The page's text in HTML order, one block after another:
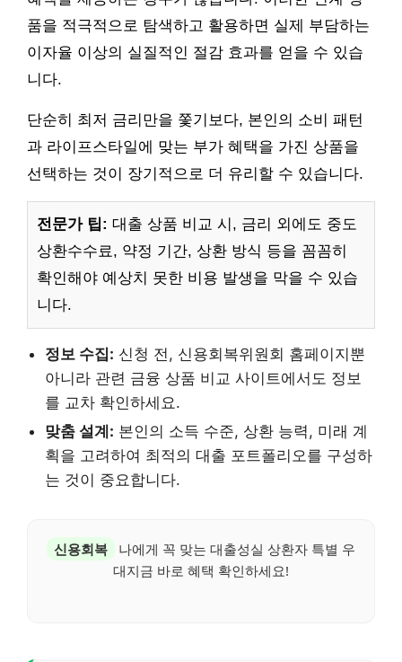
품을 적극적으로 탐색하고 활용하면 실제 부담하는
이자율 이상의 실질적인 절감 효과를 얻을 수 있습
니다.
단순히 최저 금리만을 쫓기보다, 본인의 소비 패턴
과 라이프스타일에 맞는 부가 혜택을 가진 상품을
선택하는 것이 장기적으로 더 유리할 수 있습니다.
전문가 팁: 대출 상품 비교 시, 금리 외에도 중도
상환수수료, 약정 기간, 상환 방식 등을 꼼꼼히
확인해야 예상치 못한 비용 발생을 막을 수 있습
니다.
정보 수집: 신청 전, 신용회복위원회 홈페이지뿐
아니라 관련 금융 상품 비교 사이트에서도 정보
를 교차 확인하세요.
맞춤 설계: 본인의 소득 수준, 상환 능력, 미래 계
획을 고려하여 최적의 대출 포트폴리오를 구성하
는 것이 중요합니다.
신용회복
나에게 꼭 맞는 대출성실 상환자 특별 우
대지금 바로 혜택 확인하세요!